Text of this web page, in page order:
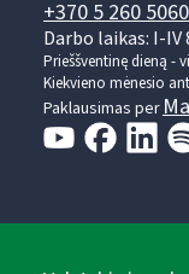
+370 5 260 5060
Darbo laikas: I-IV
Prieššventinę dieną -
Kiekvieno mėnesio
Paklausimas per